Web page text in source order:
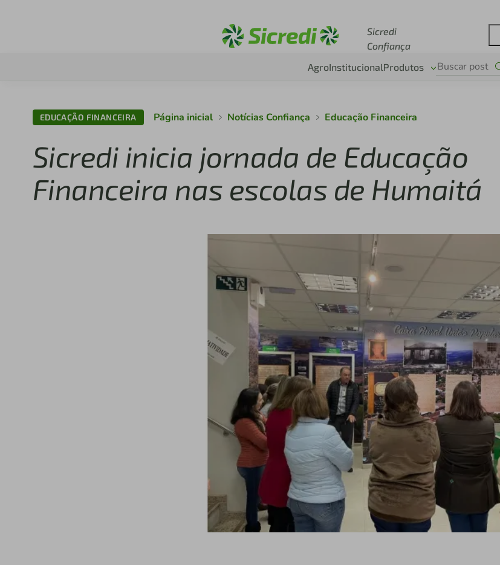
Sicredi
Confiança
AgroInstitucionalProdutos
EDUCAÇÃO FINANCEIRA Página inicial Notícias Confiança Educação Financeira
Sicredi inicia jornada de Educação
Financeira nas escolas de Humaitá